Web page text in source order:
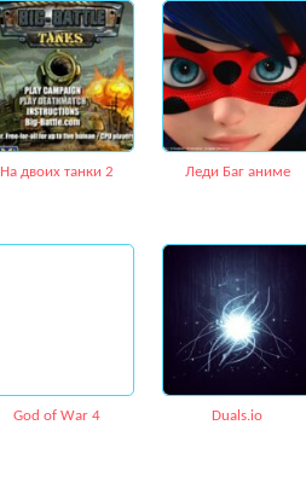
На двоих танки 2 Леди Баг аниме
God of War 4 Duals.io